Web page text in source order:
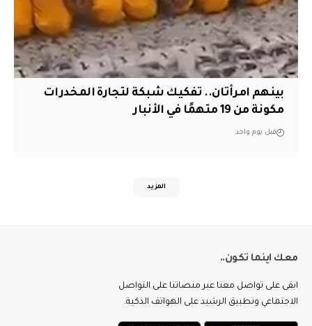
بينهم امرأتان.. تفكيك شبكة لتجارة المخدرات
مكونة من 19 متهمًا في الأنبار
قبل يوم واحد
المزيد
معك اينما تكون..
ابقى على تواصل معنا عبر منصاتنا على التواصل
الاجتماعي وتطبيق الرشيد على الهواتف الذكية.